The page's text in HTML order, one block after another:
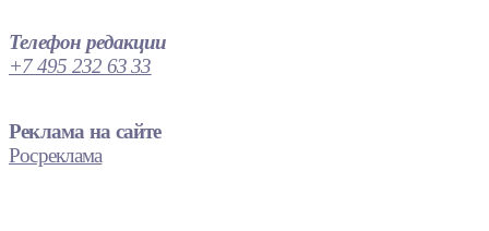
Телефон редакции
+7 495 232 63 33
Реклама на сайте
Росреклама